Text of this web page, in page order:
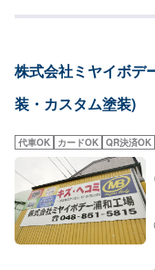
士、車体整備士が多数在籍
株式会社ミヤイボデ
装・カスタム塗装)
代車OK カードOK QR決済OK